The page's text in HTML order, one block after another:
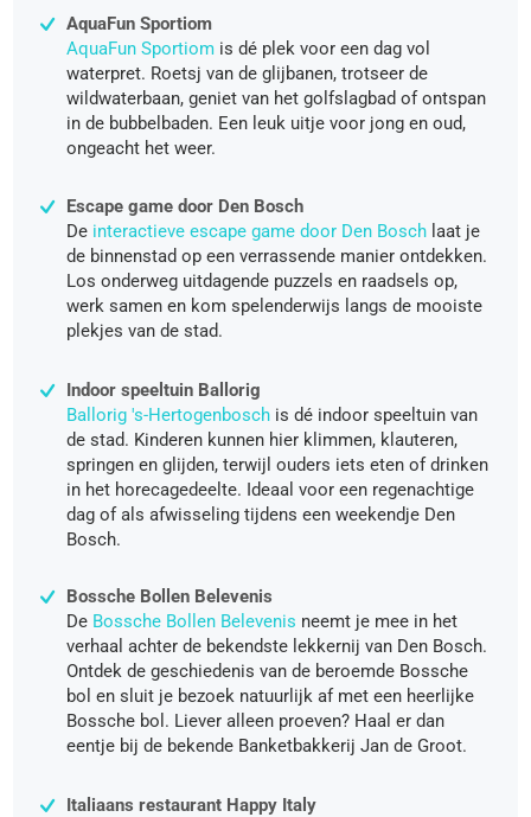
AquaFun Sportiom
AquaFun Sportiom is dé plek voor een dag vol
waterpret. Roetsj van de glijbanen, trotseer de
wildwaterbaan, geniet van het golfslagbad of ontspan
in de bubbelbaden. Een leuk uitje voor jong en oud,
ongeacht het weer.
Escape game door Den Bosch
De interactieve escape game door Den Bosch laat je
de binnenstad op een verrassende manier ontdekken.
Los onderweg uitdagende puzzels en raadsels op,
werk samen en kom spelenderwijs langs de mooiste
plekjes van de stad.
Indoor speeltuin Ballorig
Ballorig 's-Hertogenbosch is dé indoor speeltuin van
de stad. Kinderen kunnen hier klimmen, klauteren,
springen en glijden, terwijl ouders iets eten of drinken
in het horecagedeelte. Ideaal voor een regenachtige
dag of als afwisseling tijdens een weekendje Den
Bosch.
Bossche Bollen Belevenis
De Bossche Bollen Belevenis neemt je mee in het
verhaal achter de bekendste lekkernij van Den Bosch.
Ontdek de geschiedenis van de beroemde Bossche
bol en sluit je bezoek natuurlijk af met een heerlijke
Bossche bol. Liever alleen proeven? Haal er dan
eentje bij de bekende Banketbakkerij Jan de Groot.
Italiaans restaurant Happy Italy